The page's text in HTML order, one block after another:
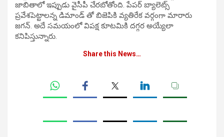
జాబితాలో ఇప్పుడు వైసీపీ చేరబోతోంది. పేపర్ బ్యాలెట్స్
ప్రవేశపెట్టాలన్న డిమాండ్ తో బిజెపికి వ్యతిరేక వర్గంగా మారారు
జగన్. అదే సమయంలో విపక్ష కూటమికి దగ్గర అయ్యేలా
కనిపిస్తున్నారు.
Share this News…